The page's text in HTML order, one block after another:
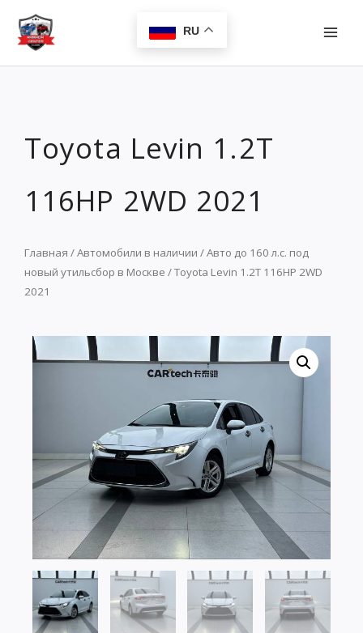
Перейти
содержимому
RU
Toyota Levin 1.2T
116HP 2WD 2021
Главная /Автомобили в наличии /Авто до 160 л.с. под
новый утильсбор в Москве / Toyota Levin 1.2T 116HP 2WD
2021